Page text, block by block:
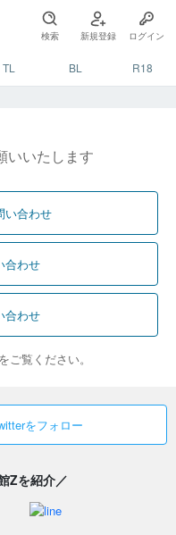
検索 新規登録 ログイン
TL BL R18
いいたします
い合わせ
合わせ
合わせ
をご覧ください。
をフォロー
Zを紹介／